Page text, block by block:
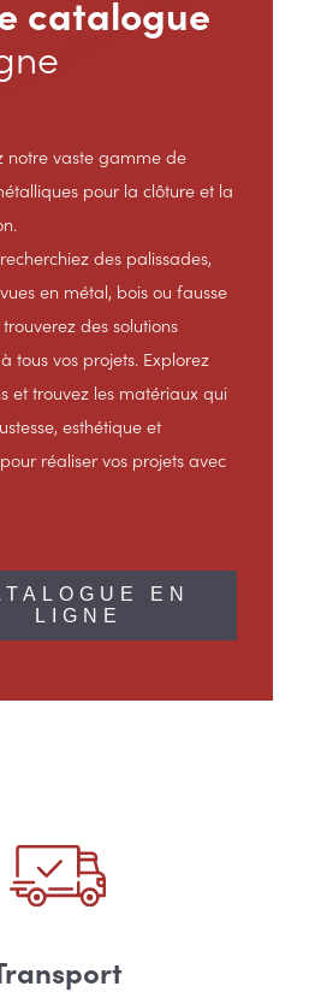
catalogue
notre vaste gamme de
pour la clôture et la
des palissades,
en métal, bois ou fausse
des solutions
tous vos projets. Explorez
et trouvez les matériaux qui
esthétique et
réaliser vos projets avec
EN
LIGNE